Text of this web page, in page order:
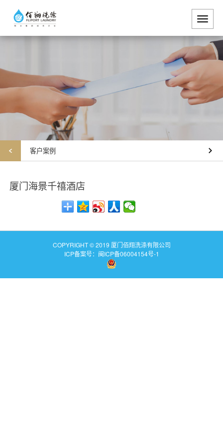
Toggle
客户案例
厦门海景千禧酒店
COPYRIGHT © 2019 厦门佰翔洗涤有限公司
ICP备案号：闽ICP备06004154号-1